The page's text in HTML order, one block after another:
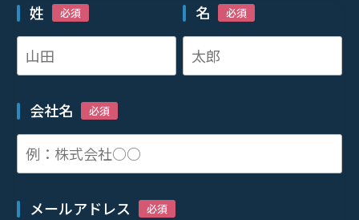
姓 必須 名 必須
会社名 必須
メールアドレス 必須